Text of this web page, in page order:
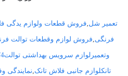
تعمیر شل,فروش قطعات ولوازم یدگی
فرنگی,فروش لوازم وقطعات توالت
وتعمیرلوازم سرویس بهداشتی توالت88042174
تانکلوازم جانبی فلاش تانک,نمایندگی